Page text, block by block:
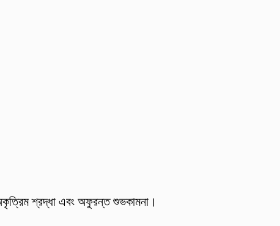
শ্রদ্ধা এবং অফুরন্ত শুভকামনা।